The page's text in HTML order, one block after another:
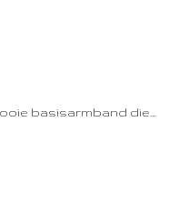
basisarmband die…